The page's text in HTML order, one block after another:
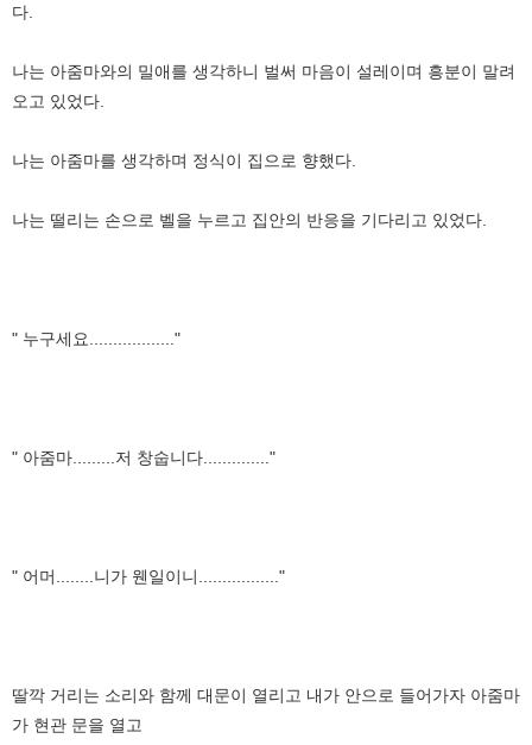
다.
나는 아줌마와의 밀애를 생각하니 벌써 마음이 설레이며 흥분이 말려
오고 있었다.
나는 아줌마를 생각하며 정식이 집으로 향했다.
나는 떨리는 손으로 벨을 누르고 집안의 반응을 기다리고 있었다.
" 누구세요.................."
" 아줌마.........저 창숩니다.............."
" 어머........니가 웬일이니................."
딸깍 거리는 소리와 함께 대문이 열리고 내가 안으로 들어가자 아줌마
가 현관 문을 열고